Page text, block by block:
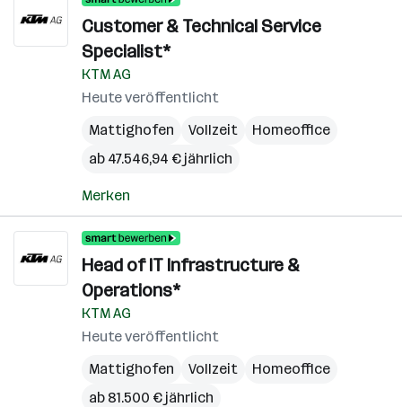
Customer & Technical Service
Specialist*
KTM AG
Heute veröffentlicht
Mattighofen
Vollzeit
Homeoffice
ab 47.546,94 € jährlich
Merken
Head of IT Infrastructure &
Operations*
KTM AG
Heute veröffentlicht
Mattighofen
Vollzeit
Homeoffice
ab 81.500 € jährlich